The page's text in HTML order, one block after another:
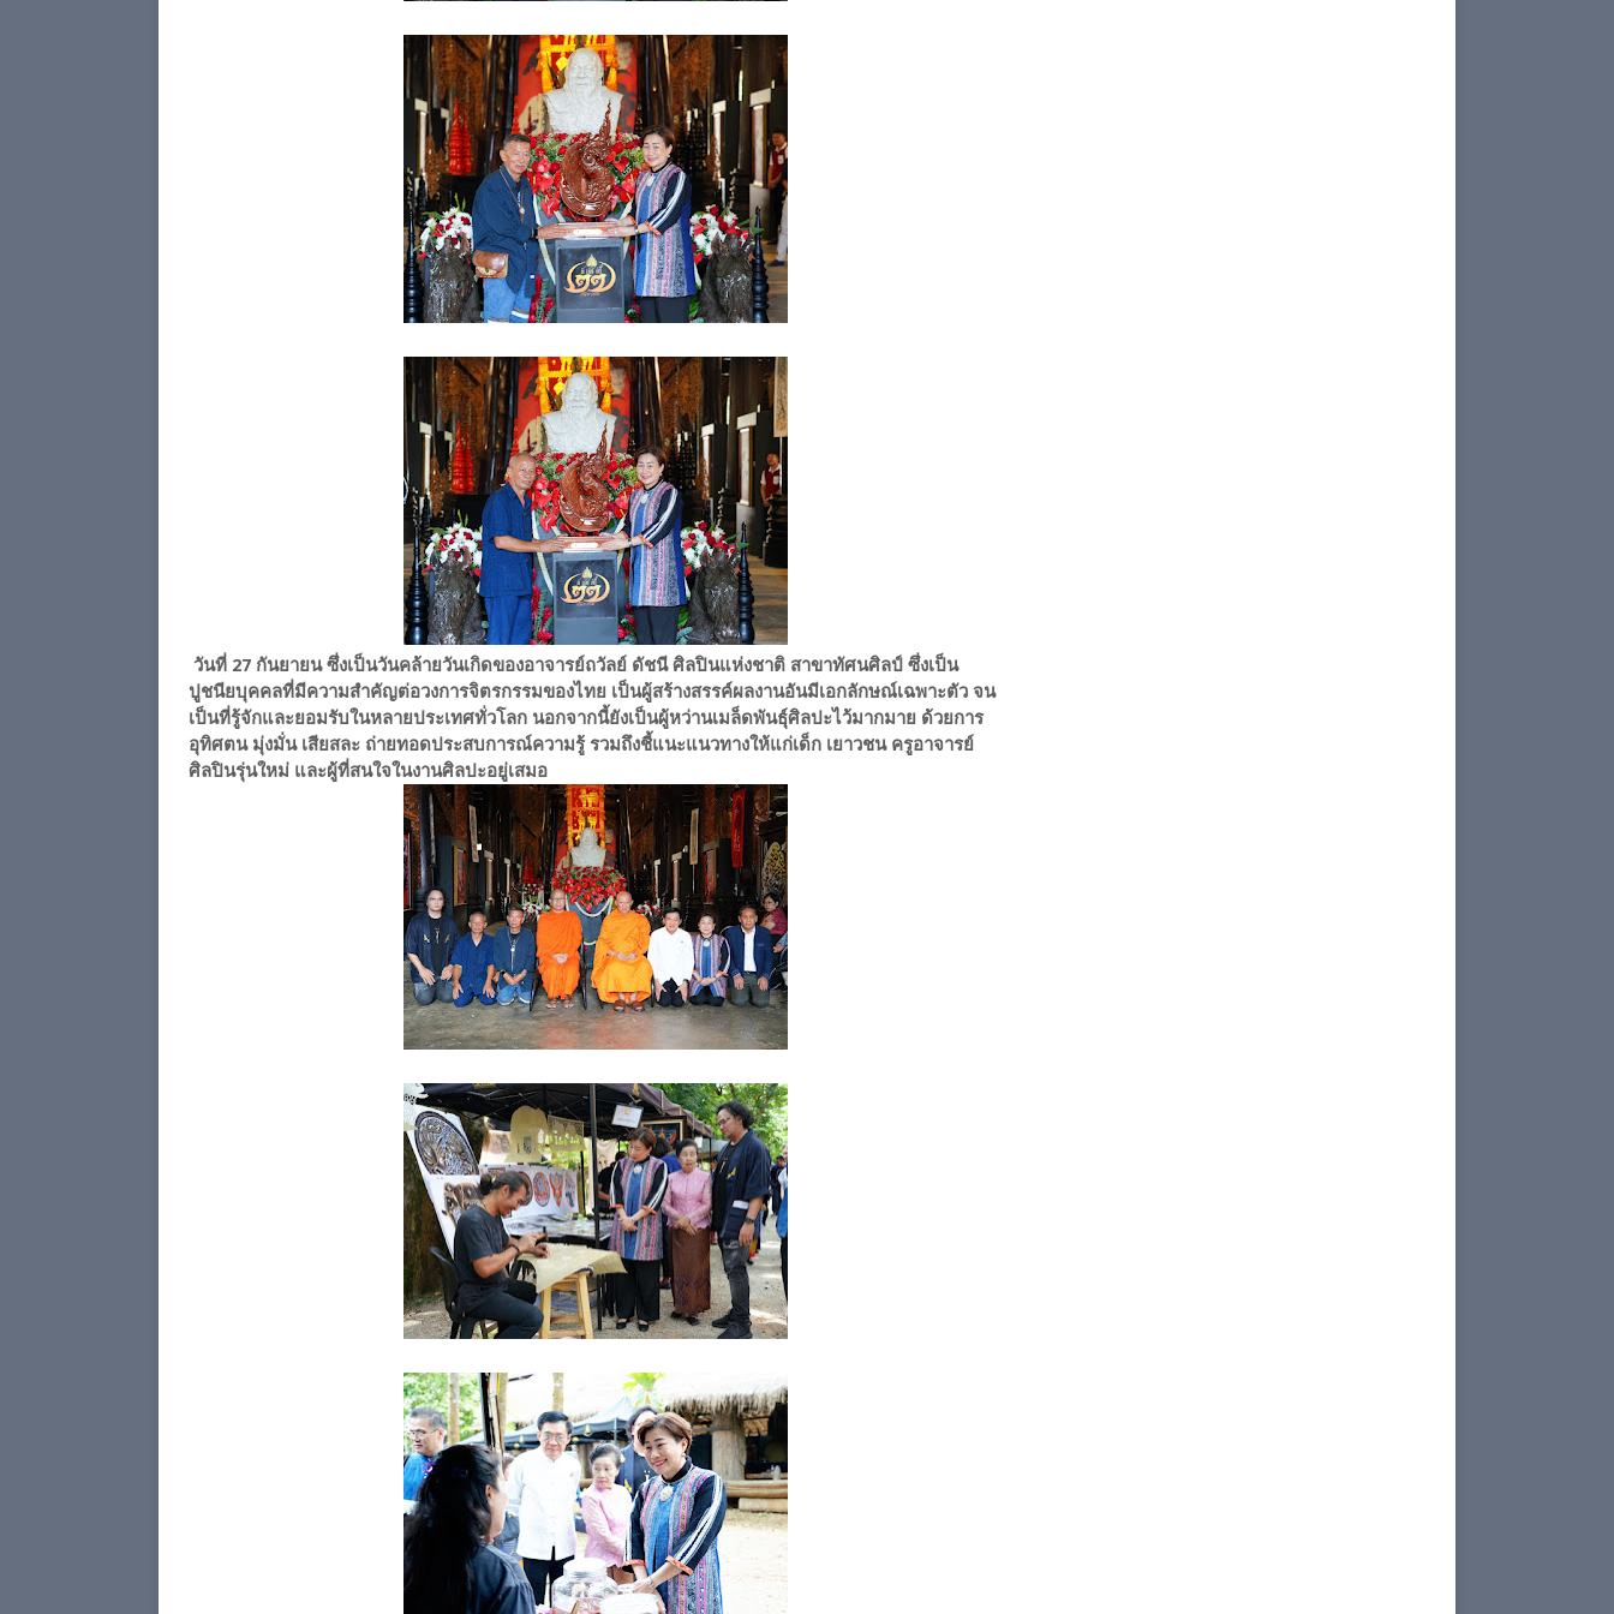
วันที่ 27 กันยายน ซึ่งเป็นวันคล้ายวันเกิดของอาจารย์ถวัลย์ ดัชนี ศิลปินแห่งชาติ สาขาทัศนศิลป์ ซึ่งเป็น
ปูชนียบุคคลที่มีความสำคัญต่อวงการจิตรกรรมของไทย เป็นผู้สร้างสรรค์ผลงานอันมีเอกลักษณ์เฉพาะตัว จน
เป็นที่รู้จักและยอมรับในหลายประเทศทั่วโลก นอกจากนี้ยังเป็นผู้หว่านเมล็ดพันธุ์ศิลปะไว้มากมาย ด้วยการ
อุทิศตน มุ่งมั่น เสียสละ ถ่ายทอดประสบการณ์ความรู้ รวมถึงชี้แนะแนวทางให้แก่เด็ก เยาวชน ครูอาจารย์
ศิลปินรุ่นใหม่ และผู้ที่สนใจในงานศิลปะอยู่เสมอ